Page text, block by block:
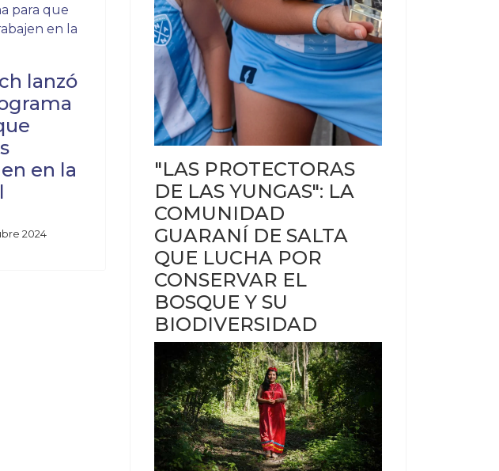
lanzó
en la
2024
"LAS PROTECTORAS
DE LAS YUNGAS": LA
COMUNIDAD
GUARANÍ DE SALTA
QUE LUCHA POR
CONSERVAR EL
BOSQUE Y SU
BIODIVERSIDAD